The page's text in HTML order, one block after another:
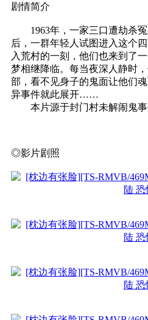
剧情简介
1963年，一家三口遭劫杀冤
后，一群年轻人试图进入这个
入荒村的一刻，他们也来到了
梦相继降临。每当夜深人静时
部，看不见身子的鬼面让他们
异事件就此展开……
本片源于封门村未解闹鬼事
◎影片剧照